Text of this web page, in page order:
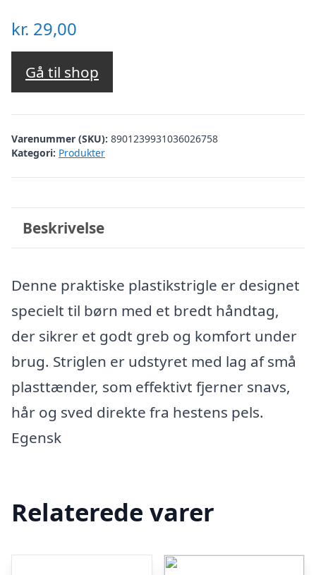
kr. 29,00
Gå til shop
Varenummer (SKU): 8901239931036026758
Kategori: Produkter
Beskrivelse
Denne praktiske plastikstrigle er designet
specielt til børn med et bredt håndtag,
der sikrer et godt greb og komfort under
brug. Striglen er udstyret med lag af små
plasttænder, som effektivt fjerner snavs,
hår og sved direkte fra hestens pels.
Egensk
Relaterede varer